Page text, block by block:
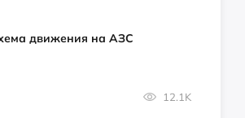
движения на АЗС
12.1K